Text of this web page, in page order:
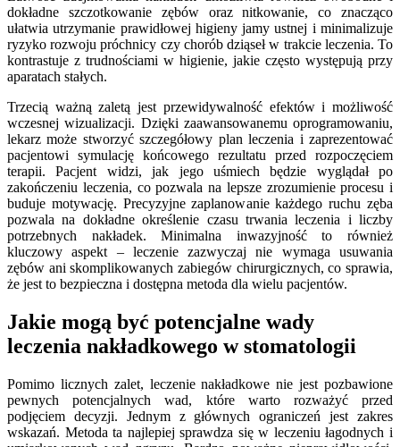
dokładne szczotkowanie zębów oraz nitkowanie, co znacząco
ułatwia utrzymanie prawidłowej higieny jamy ustnej i minimalizuje
ryzyko rozwoju próchnicy czy chorób dziąseł w trakcie leczenia. To
kontrastuje z trudnościami w higienie, jakie często występują przy
aparatach stałych.
Trzecią ważną zaletą jest przewidywalność efektów i możliwość
wczesnej wizualizacji. Dzięki zaawansowanemu oprogramowaniu,
lekarz może stworzyć szczegółowy plan leczenia i zaprezentować
pacjentowi symulację końcowego rezultatu przed rozpoczęciem
terapii. Pacjent widzi, jak jego uśmiech będzie wyglądał po
zakończeniu leczenia, co pozwala na lepsze zrozumienie procesu i
buduje motywację. Precyzyjne zaplanowanie każdego ruchu zęba
pozwala na dokładne określenie czasu trwania leczenia i liczby
potrzebnych nakładek. Minimalna inwazyjność to również
kluczowy aspekt – leczenie zazwyczaj nie wymaga usuwania
zębów ani skomplikowanych zabiegów chirurgicznych, co sprawia,
że jest to bezpieczna i dostępna metoda dla wielu pacjentów.
Jakie mogą być potencjalne wady
leczenia nakładkowego w stomatologii
Pomimo licznych zalet, leczenie nakładkowe nie jest pozbawione
pewnych potencjalnych wad, które warto rozważyć przed
podjęciem decyzji. Jednym z głównych ograniczeń jest zakres
wskazań. Metoda ta najlepiej sprawdza się w leczeniu łagodnych i